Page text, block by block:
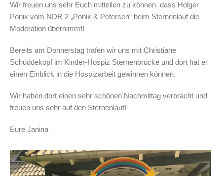
Wir freuen uns sehr Euch mitteilen zu können, dass Holger
Ponik vom NDR 2 „Ponik & Petersen“ beim Sternenlauf die
Moderation übernimmt!
Bereits am Donnerstag trafen wir uns mit Christiane
Schüddekopf im Kinder-Hospiz Sternenbrücke und dort hat er
einen Einblick in die Hospizarbeit gewinnen können.
Wir haben dort einen sehr schönen Nachmittag verbracht und
freuen uns sehr auf den Sternenlauf!
Eure Janina